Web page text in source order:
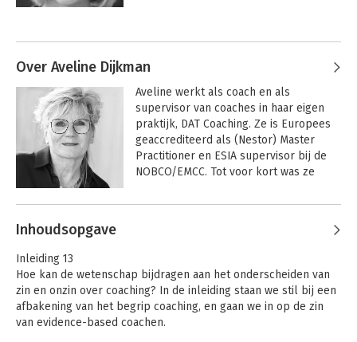
Dijkstra het boek 'Evidence-based
Coachen' uit. Sinds september 2021 is
ze vanuit de Nederlandse Orde van
Beroepscoaches (NOBCO) als co-
promotor betrokken bij een
promotieonderzoek naar de werkzame
schrijft ze voor NOBCO verschillende
coaching' hoopt Eefje de wetenschap
rondom coaching toegankelijk te maken
voor een brede groep om zo bij te
dragen aan het professionaliseren van
Zin en onzin over
coaching
Bekijk alle boeken
Over Aveline Dijkman
Aveline werkt als coach en als
supervisor van coaches in haar eigen
praktijk, DAT Coaching. Ze is Europees
geaccrediteerd als (Nestor) Master
Practitioner en ESIA supervisor bij de
NOBCO/EMCC. Tot voor kort was ze
voor een individueel keurmerk (EIA)
want “iedereen kan een bord in de tuin
goede professionele coaches tussen
zitten. Maar hoe weet een client of een
opdrachtgever dat?!”
Andere boeken door Aveline
Dijkman
Inhoudsopgave
Inleiding 13
Hoe kan de wetenschap bijdragen aan het onderscheiden van
zin en onzin over coaching? In de inleiding staan we stil bij een
afbakening van het begrip coaching, en gaan we in op de zin
van evidence-based coachen.